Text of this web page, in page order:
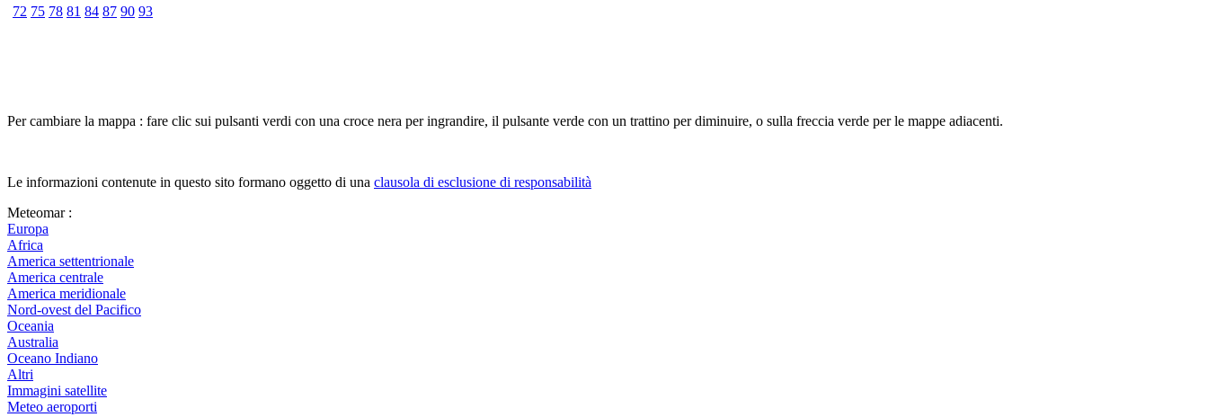
72 75 78 81 84 87 90 93
Per cambiare la mappa : fare clic sui pulsanti verdi con una croce nera per ingrandire, il pulsante verde con un trattino per diminuire, o sulla freccia verde per le mappe adiacenti.
Le informazioni contenute in questo sito formano oggetto di una clausola di esclusione di responsabilità
Meteomar :
Europa
Africa
America settentrionale
America centrale
America meridionale
Nord-ovest del Pacifico
Oceania
Australia
Oceano Indiano
Altri
Immagini satellite
Meteo aeroporti